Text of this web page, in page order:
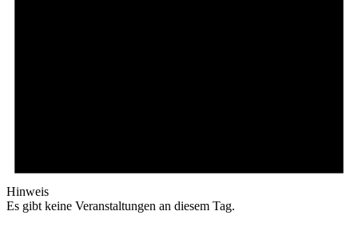
Hinweis
Es gibt keine Veranstaltungen an diesem Tag.